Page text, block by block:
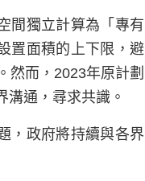
間獨立計算為「專有
置面積的上下限，避
然而，2023年原計劃
通，尋求共識。
，政府將持續與各界